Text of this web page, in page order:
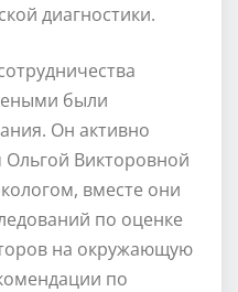
диагностики.
были
Он активно
Ольгой Викторовной
вместе они
по оценке
на окружающую
по